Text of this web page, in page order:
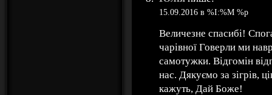
15.09.2016 в %I:%M %p
Величезне спасибі!
чарівної Говерли ми
самотужки. Відгомін
нас. Дякуємо за зігрів,
кажуть, Дай Боже!